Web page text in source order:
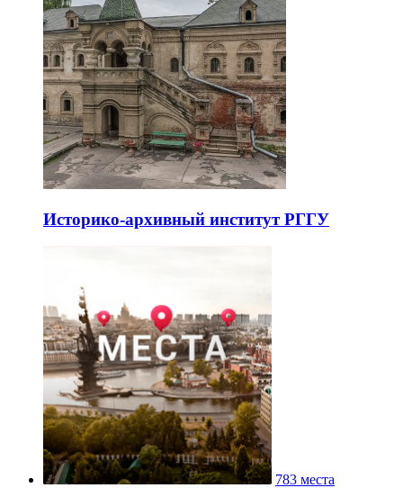
Историко-архивный институт РГГУ
783 места